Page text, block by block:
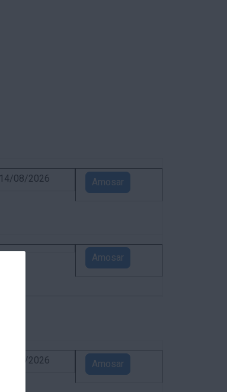
14/08/2026 Amosar
Amosar
02/09/2026 Amosar